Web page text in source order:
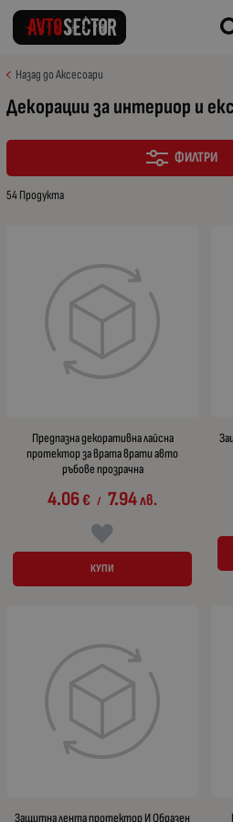
Назад до Аксесоари
Декорации за интериор и
ФИЛТРИ
54 Продукта
Предпазна декоративна лайсна
протектор за врата врати авто
ръбове прозрачна
4.06€ / 7.94лв.
КУПИ
Защитна лента протектор И Образен